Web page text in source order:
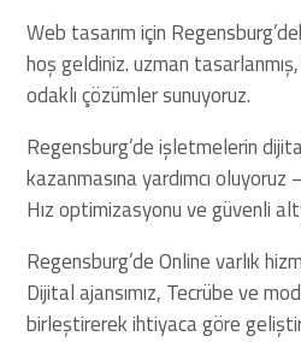
Web tasarım için
hoş geldiniz. uzman
odaklı çözümler sunuyoruz.
Regensburg’de işletmelerin
kazanmasına yardımcı
Hız optimizasyonu ve güvenli
Regensburg’de Online varlık
Dijital ajansımız, Tecrübe ve
birleştirerek ihtiyaca göre